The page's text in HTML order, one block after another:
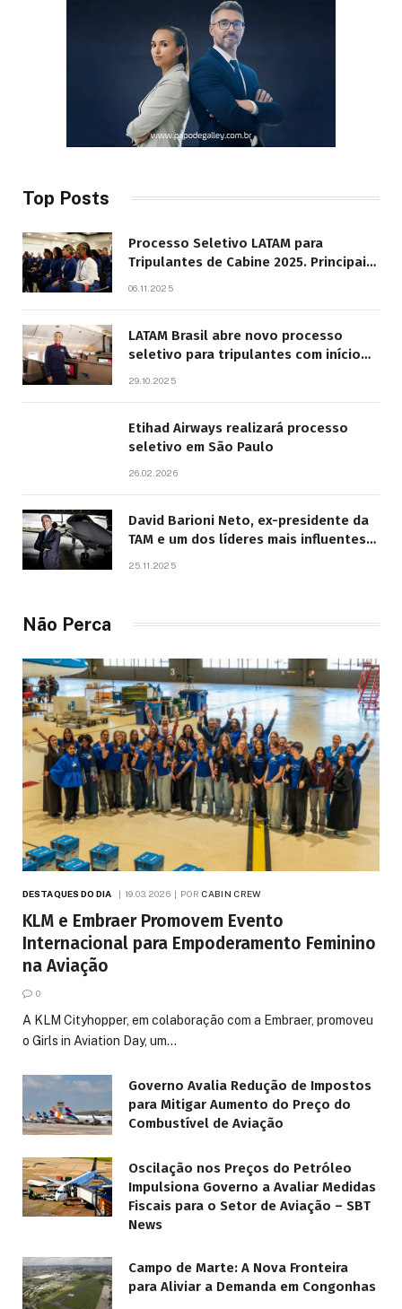
Top Posts
Processo Seletivo LATAM para
Tripulantes de Cabine 2025. Principais
06.11.2025
LATAM Brasil abre novo processo
seletivo para tripulantes com início
29.10.2025
Etihad Airways realizará processo
seletivo em São Paulo
26.02.2026
David Barioni Neto, ex-presidente da
TAM e um dos líderes mais influentes
25.11.2025
Não Perca
DESTAQUES DO DIA 19.03.2026 POR CABIN CREW
KLM e Embraer Promovem Evento
Internacional para Empoderamento Feminino
na Aviação
0
A KLM Cityhopper, em colaboração com a Embraer, promoveu
o Girls in Aviation Day, um…
Governo Avalia Redução de Impostos
para Mitigar Aumento do Preço do
Combustível de Aviação
Oscilação nos Preços do Petróleo
Impulsiona Governo a Avaliar Medidas
Fiscais para o Setor de Aviação – SBT
News
Campo de Marte: A Nova Fronteira
para Aliviar a Demanda em Congonhas